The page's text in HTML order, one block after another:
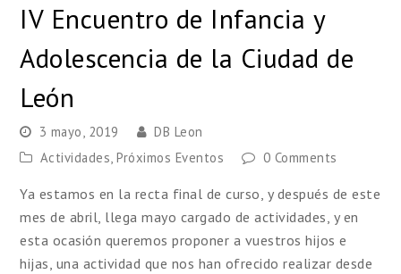
IV Encuentro de Infancia y
Adolescencia de la Ciudad de
León
3 mayo, 2019
DB Leon
Actividades ,Próximos Eventos 0 Comments
Ya estamos en la recta final de curso, y después de este
mes de abril, llega mayo cargado de actividades, y en
esta ocasión queremos proponer a vuestros hijos e
hijas, una actividad que nos han ofrecido realizar desde